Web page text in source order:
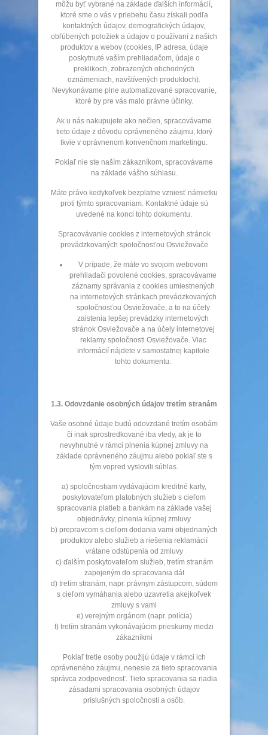
môžu byť vybrané na základe ďalších informácií,
ktoré sme o vás v priebehu času získali podľa
kontaktných údajov, demografických údajov,
obľúbených položiek a údajov o používaní z našich
produktov a webov (cookies, IP adresa, údaje
poskytnuté vaším prehliadačom, údaje o
preklikoch, zobrazených obchodných
oznámeniach, navštívených produktoch).
Nevykonávame plne automatizované spracovanie,
ktoré by pre vás malo právne účinky.
Ak u nás nakupujete ako nečlen, spracovávame
tieto údaje z dôvodu oprávneného záujmu, ktorý
tkvie v oprávnenom konvenčnom marketingu.
Pokiaľ nie ste naším zákazníkom, spracovávame
na základe vášho súhlasu.
Máte právo kedykoľvek bezplatne vzniesť námietku
proti týmto spracovaniam. Kontaktné údaje sú
uvedené na konci tohto dokumentu.
Spracovávanie cookies z internetových stránok
prevádzkovaných spoločnosťou Osviežovače
V prípade, že máte vo svojom webovom
prehliadači povolené cookies, spracovávame
záznamy správania z cookies umiestnených
na internetových stránkach prevádzkovaných
spoločnosťou Osviežovače, a to na účely
zaistenia lepšej prevádzky internetových
stránok Osviežovače a na účely internetovej
reklamy spoločnosti Osviežovače. Viac
informácií nájdete v samostatnej kapitole
tohto dokumentu.
1.3. Odovzdanie osobných údajov tretím stranám
Vaše osobné údaje budú odovzdané tretím osobám
či inak sprostredkované iba vtedy, ak je to
nevyhnutné v rámci plnenia kúpnej zmluvy na
základe oprávneného záujmu alebo pokiaľ ste s
tým vopred vyslovili súhlas.
a) spoločnostiam vydávajúcim kreditné karty,
poskytovateľom platobných služieb s cieľom
spracovania platieb a bankám na základe vašej
objednávky, plnenia kúpnej zmluvy
b) prepravcom s cieľom dodania vami objednaných
produktov alebo služieb a riešenia reklamácií
vrátane odstúpenia od zmluvy
c) ďalším poskytovateľom služieb, tretím stranám
zapojeným do spracovania dát
d) tretím stranám, napr. právnym zástupcom, súdom
s cieľom vymáhania alebo uzavretia akejkoľvek
zmluvy s vami
e) verejným orgánom (napr. polícia)
f) tretím stranám vykonávajúcim prieskumy medzi
zákazníkmi
Pokiaľ tretie osoby použijú údaje v rámci ich
oprávneného záujmu, nenesie za tieto spracovania
správca zodpovednosť. Tieto spracovania sa riadia
zásadami spracovania osobných údajov
príslušných spoločností a osôb.